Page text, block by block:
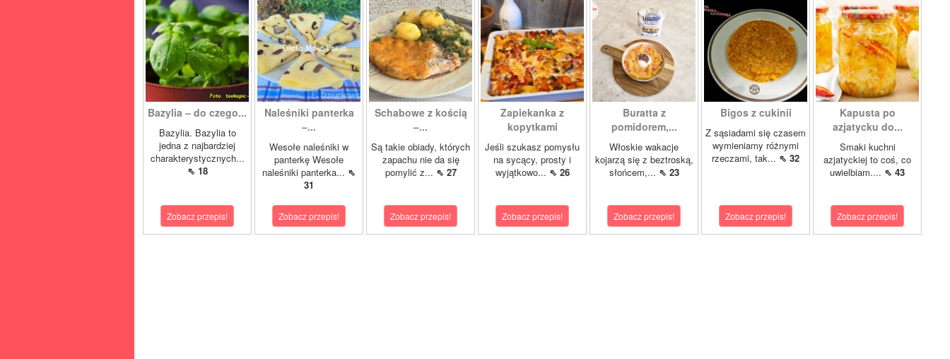
Bazylia – do czego...
Bazylia. Bazylia to
jedna z najbardziej
charakterystycznych...
⇖ 18
Zobacz przepis!
Naleśniki panterka
–...
Wesołe naleśniki w
panterkę Wesołe
naleśniki panterka... ⇖
31
Zobacz przepis!
Schabowe z kością
–...
Są takie obiady, których
zapachu nie da się
pomylić z... ⇖ 27
Zobacz przepis!
Zapiekanka z
kopytkami
Jeśli szukasz pomysłu
na sycący, prosty i
wyjątkowo... ⇖ 26
Zobacz przepis!
Buratta z
pomidorem,...
Włoskie wakacje
kojarzą się z beztroską,
słońcem,... ⇖ 23
Zobacz przepis!
Bigos z cukinii
Z sąsiadami się czasem
wymieniamy różnymi
rzeczami, tak... ⇖ 32
Zobacz przepis!
Kapusta po
azjatycku do...
Smaki kuchni
azjatyckiej to coś, co
uwielbiam.... ⇖ 43
Zobacz przepis!